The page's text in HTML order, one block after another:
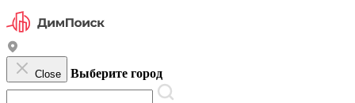
Close Выберите город